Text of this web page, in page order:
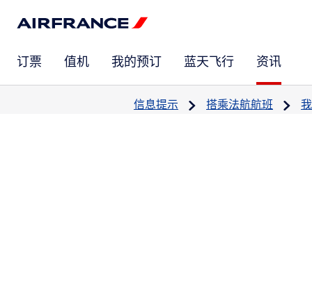
订票 值机 我的预订 蓝天飞行 资讯
信息提示 搭乘法航航班